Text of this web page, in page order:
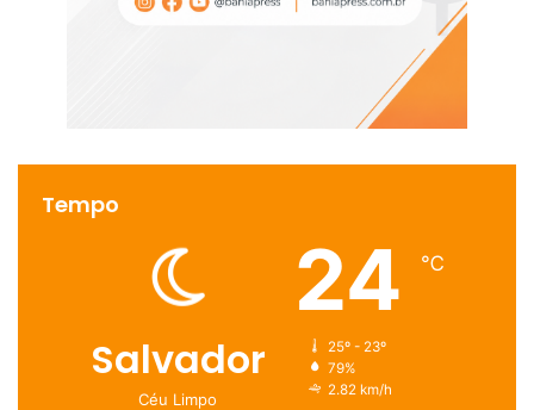
Tempo
Salvador
Céu Limpo
24 ℃
25º - 23º
79%
2.82 km/h